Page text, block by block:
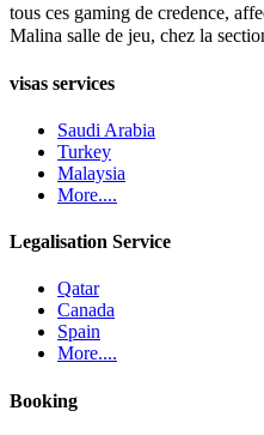
tous ces gaming de credence,
Malina salle de jeu, chez la
visas services
Saudi Arabia
Turkey
Malaysia
More....
Legalisation Service
Qatar
Canada
Spain
More....
Booking